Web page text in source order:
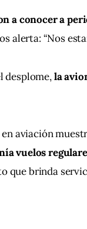
a conocer a
alerta: “Nos
desplome, la
aviación
vuelos
que brinda